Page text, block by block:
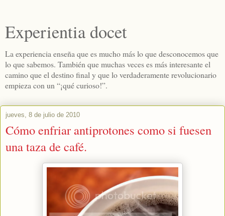
Experientia docet
La experiencia enseña que es mucho más lo que desconocemos que
lo que sabemos. También que muchas veces es más interesante el
camino que el destino final y que lo verdaderamente revolucionario
empieza con un “¡qué curioso!”.
jueves, 8 de julio de 2010
Cómo enfriar antiprotones como si fuesen
una taza de café.